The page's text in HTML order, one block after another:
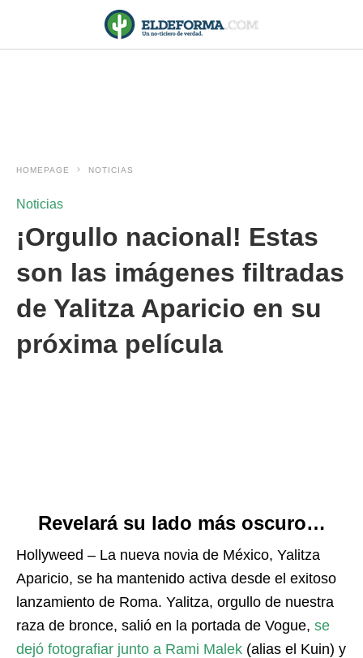
HOMEPAGE NOTICIAS
Noticias
¡Orgullo nacional! Estas
son las imágenes filtradas
de Yalitza Aparicio en su
próxima película
Revelará su lado más oscuro…
Hollyweed – La nueva novia de México, Yalitza
Aparicio, se ha mantenido activa desde el exitoso
lanzamiento de Roma. Yalitza, orgullo de nuestra
raza de bronce, salió en la portada de Vogue, se
dejó fotografiar junto a Rami Malek (alias el Kuin) y